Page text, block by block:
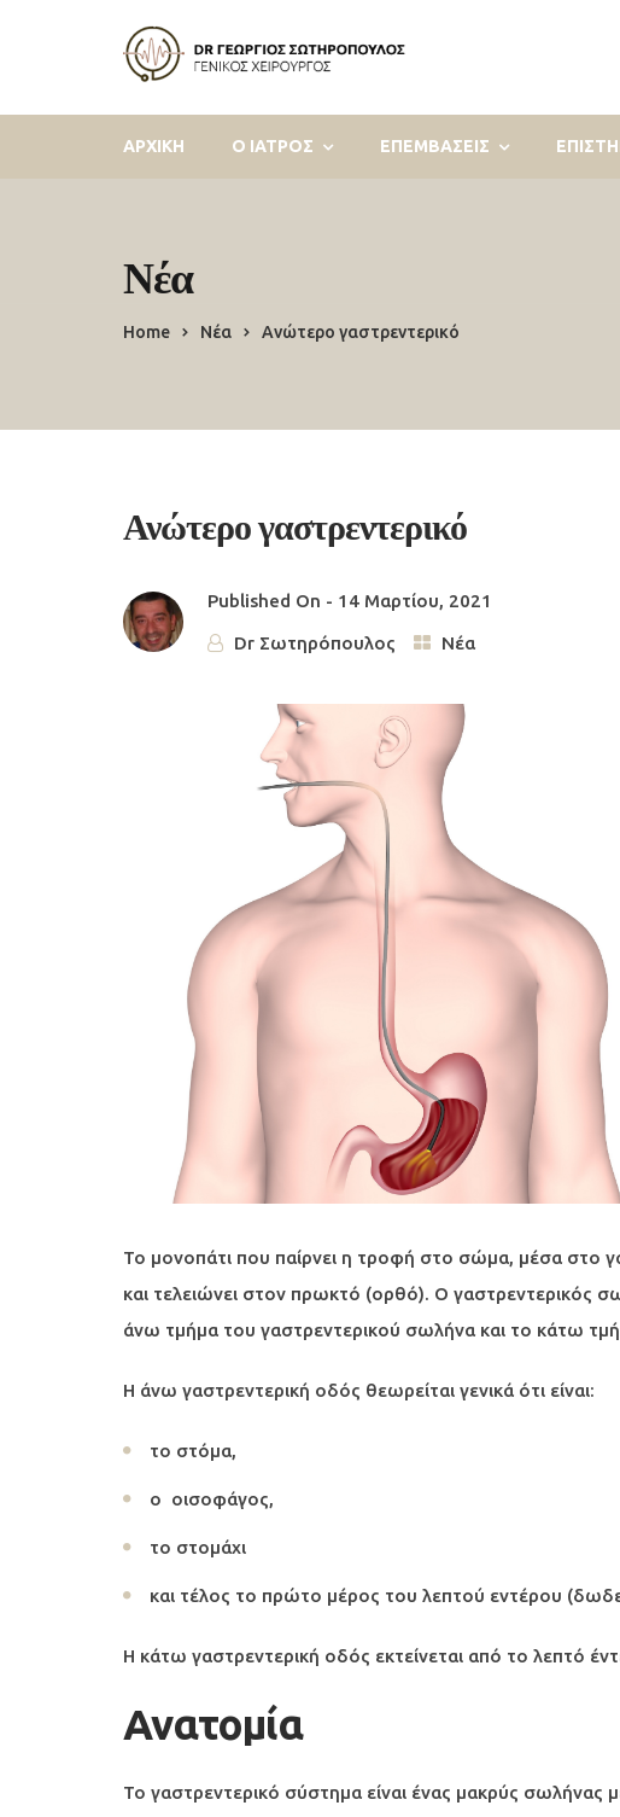
ΑΡΧΙΚΗ Ο ΙΑΤΡΟΣ ΕΠΕΜΒΑΣΕΙΣ
Νέα
Home Νέα Ανώτερο γαστρεντερικό
Ανώτερο γαστρεντερικό
Published On - 14 Μαρτίου, 2021
Dr Σωτηρόπουλος Νέα
Το μονοπάτι που παίρνει η τροφή στο σώμα, μέσα στο
και τελειώνει στον πρωκτό (ορθό). Ο γαστρεντερικός
άνω τμήμα του γαστρεντερικού σωλήνα και το κάτω
Η άνω γαστρεντερική οδός θεωρείται γενικά ότι είναι:
το στόμα,
ο οισοφάγος,
το στομάχι
και τέλος το πρώτο μέρος του λεπτού εντέρου
Η κάτω γαστρεντερική οδός εκτείνεται από το λεπτό
Ανατομία
Το γαστρεντερικό σύστημα είναι ένας μακρύς σωλήνας